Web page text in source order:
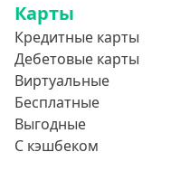
900000 руб
950000 руб
Целевые
Ремонт
Карты
Кредитные карты
Дебетовые карты
Виртуальные
Бесплатные
Выгодные
С кэшбеком